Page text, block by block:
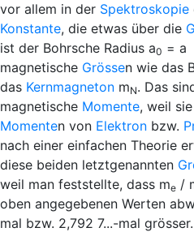
vor allem in der Spektroskopie
Konstante, die etwas über die
ist der Bohrsche Radius a0 = a
magnetische Grössen wie das
das Kernmagneton mN. Das
magnetische Momente, weil
Momenten von Elektron bzw.
nach einer einfachen Theorie
diese beiden letztgenannten
weil man feststellte, dass me /
oben angegebenen Werten
mal bzw. 2,792 7...-mal